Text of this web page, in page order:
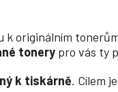
originálním
tonery pro vás ty
k tiskárně. Cílem